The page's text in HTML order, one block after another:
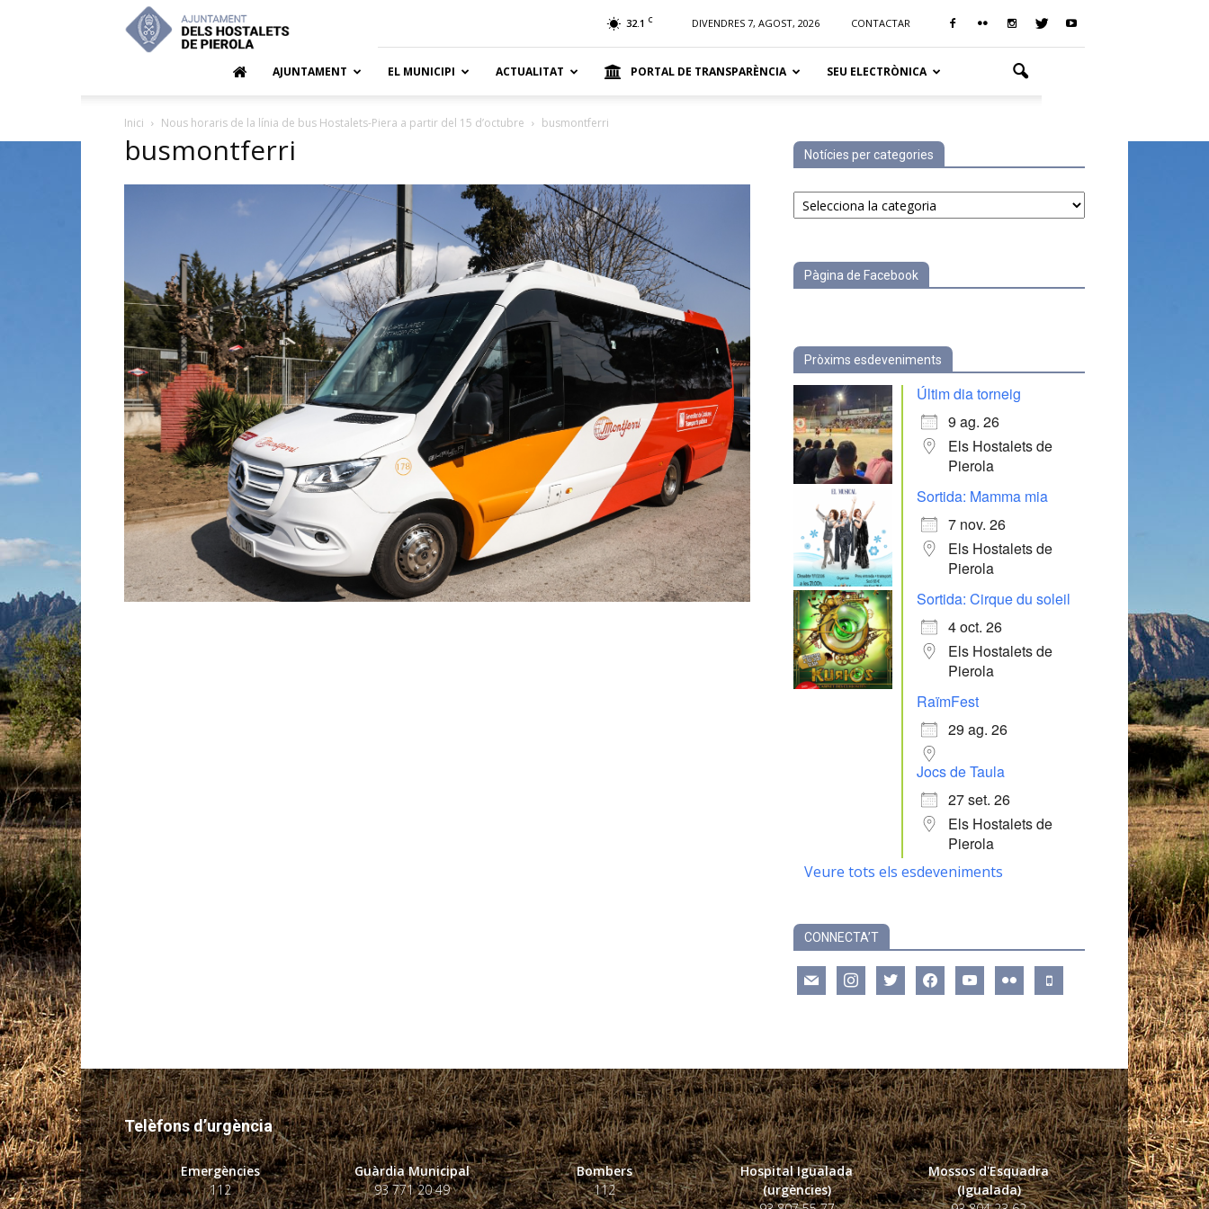
Hostalets
de
32.1 C DIVENDRES 7, AGOST, 2026 CONTACTAR
AJUNTAMENT EL MUNICIPI ACTUALITAT PORTAL DE TRANSPARÈNCIA SEU ELECTRÒNICA
Inici Nous horaris de la línia de bus Hostalets-Piera a partir del 15 d’octubre busmontferri
busmontferri Notícies per categories
Notícies
per
Pàgina de Facebook
Pròxims esdeveniments
Últim dia torneig
9 ag. 26
Els Hostalets de
Pierola
Sortida: Mamma mia
7 nov. 26
Els Hostalets de
Pierola
Sortida: Cirque du soleil
4 oct. 26
Els Hostalets de
Pierola
RaïmFest
29 ag. 26
Jocs de Taula
27 set. 26
Els Hostalets de
Pierola
Veure tots els esdeveniments
CONNECTA’T
mail instagramtwitter facebookyoutube flickr mobile
Telèfons d’urgència
Emergències
112
Guàrdia Municipal
93 771 20 49
Bombers
112
Hospital Igualada
(urgències)
Mossos d'Esquadra
(Igualada)